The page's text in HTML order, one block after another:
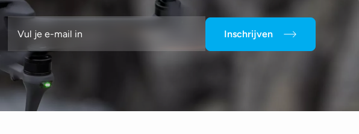
Inschrijven